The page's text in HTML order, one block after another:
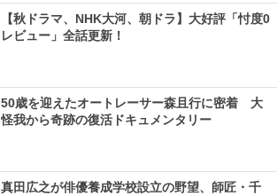
【秋ドラマ、NHK大河、朝ドラ】大好評「忖度0
レビュー」全話更新！
50歳を迎えたオートレーサー森且行に密着 大
怪我から奇跡の復活ドキュメンタリー
真田広之が俳優養成学校設立の野望、師匠・千